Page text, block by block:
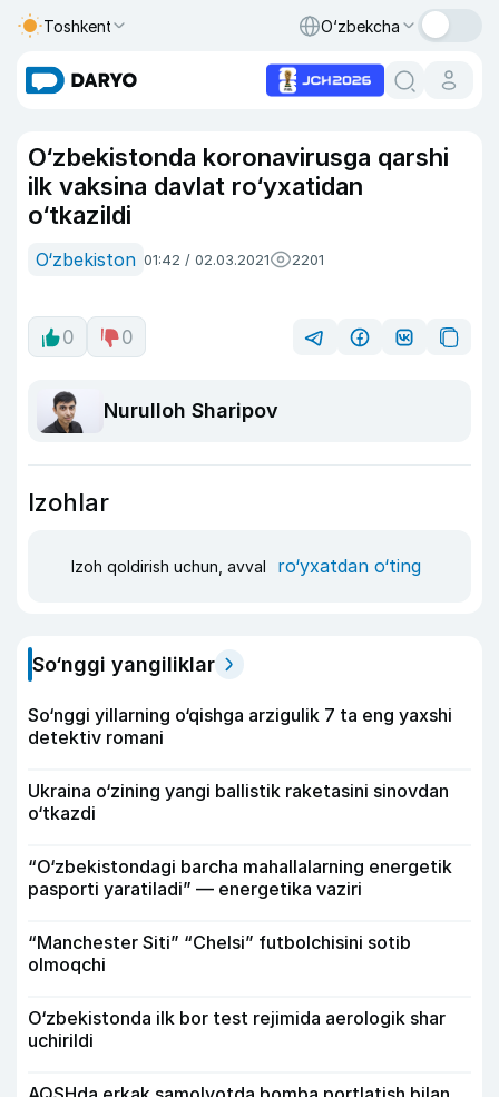
Toshkent O‘zbekcha
O‘zbekistonda koronavirusga qarshi
ilk vaksina davlat ro‘yxatidan
o‘tkazildi
O‘zbekiston 01:42 / 02.03.2021 2201
0 0
Nurulloh Sharipov
Izohlar
Izoh qoldirish uchun, avval ro‘yxatdan o‘ting
So‘nggi yangiliklar
So‘nggi yillarning o‘qishga arzigulik 7 ta eng yaxshi
detektiv romani
Ukraina o‘zining yangi ballistik raketasini sinovdan
o‘tkazdi
“O‘zbekistondagi barcha mahallalarning energetik
pasporti yaratiladi” — energetika vaziri
“Manchester Siti” “Chelsi” futbolchisini sotib
olmoqchi
O‘zbekistonda ilk bor test rejimida aerologik shar
uchirildi